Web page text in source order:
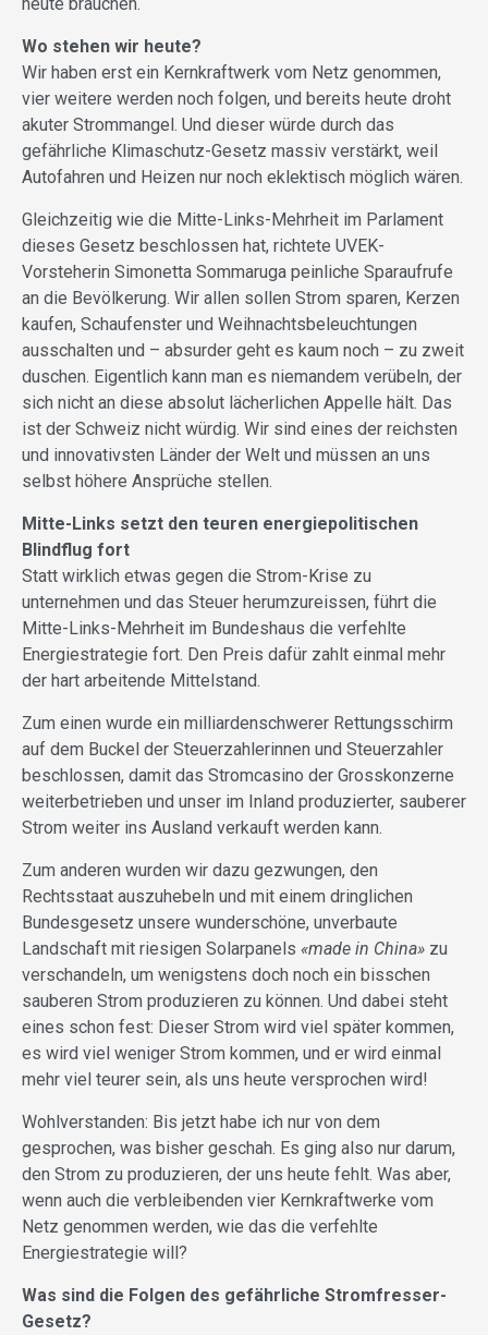
Wo stehen wir heute?
Wir haben erst ein Kernkraftwerk vom Netz genommen,
vier weitere werden noch folgen, und bereits heute droht
akuter Strommangel. Und dieser würde durch das
gefährliche Klimaschutz-Gesetz massiv verstärkt, weil
Autofahren und Heizen nur noch eklektisch möglich wären.
Gleichzeitig wie die Mitte-Links-Mehrheit im Parlament
dieses Gesetz beschlossen hat, richtete UVEK-
Vorsteherin Simonetta Sommaruga peinliche Sparaufrufe
an die Bevölkerung. Wir allen sollen Strom sparen, Kerzen
kaufen, Schaufenster und Weihnachtsbeleuchtungen
ausschalten und – absurder geht es kaum noch – zu zweit
duschen. Eigentlich kann man es niemandem verübeln, der
sich nicht an diese absolut lächerlichen Appelle hält. Das
ist der Schweiz nicht würdig. Wir sind eines der reichsten
und innovativsten Länder der Welt und müssen an uns
selbst höhere Ansprüche stellen.
Mitte-Links setzt den teuren energiepolitischen
Blindflug fort
Statt wirklich etwas gegen die Strom-Krise zu
unternehmen und das Steuer herumzureissen, führt die
Mitte-Links-Mehrheit im Bundeshaus die verfehlte
Energiestrategie fort. Den Preis dafür zahlt einmal mehr
der hart arbeitende Mittelstand.
Zum einen wurde ein milliardenschwerer Rettungsschirm
auf dem Buckel der Steuerzahlerinnen und Steuerzahler
beschlossen, damit das Stromcasino der Grosskonzerne
weiterbetrieben und unser im Inland produzierter, sauberer
Strom weiter ins Ausland verkauft werden kann.
Zum anderen wurden wir dazu gezwungen, den
Rechtsstaat auszuhebeln und mit einem dringlichen
Bundesgesetz unsere wunderschöne, unverbaute
Landschaft mit riesigen Solarpanels «made in China» zu
verschandeln, um wenigstens doch noch ein bisschen
sauberen Strom produzieren zu können. Und dabei steht
eines schon fest: Dieser Strom wird viel später kommen,
es wird viel weniger Strom kommen, und er wird einmal
mehr viel teurer sein, als uns heute versprochen wird!
Wohlverstanden: Bis jetzt habe ich nur von dem
gesprochen, was bisher geschah. Es ging also nur darum,
den Strom zu produzieren, der uns heute fehlt. Was aber,
wenn auch die verbleibenden vier Kernkraftwerke vom
Netz genommen werden, wie das die verfehlte
Energiestrategie will?
Was sind die Folgen des gefährliche Stromfresser-
Gesetz?